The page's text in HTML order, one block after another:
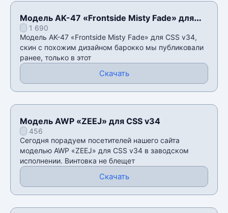
Модель AK-47 «Frontside Misty Fade» для
CSS v34
1 690
Модель AK-47 «Frontside Misty Fade» для CSS v34,
скин с похожим дизайном барокко мы публиковали
ранее, только в этот
Скачать
Модель AWP «ZEEJ» для CSS v34
456
Сегодня порадуем посетителей нашего сайта
моделью AWP «ZEEJ» для CSS v34 в заводском
исполнении. Винтовка не блещет
Скачать